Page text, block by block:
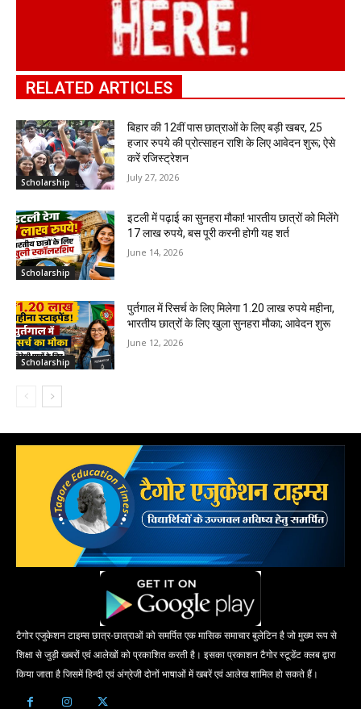
RELATED ARTICLES
Scholarship
बिहार की 12वीं पास छात्राओं के लिए बड़ी खबर, 25
हजार रुपये की प्रोत्साहन राशि के लिए आवेदन शुरू; ऐसे
करें रजिस्ट्रेशन
July 27, 2026
Scholarship
इटली में पढ़ाई का सुनहरा मौका! भारतीय छात्रों को मिलेंगे
17 लाख रुपये, बस पूरी करनी होगी यह शर्त
June 14, 2026
Scholarship
पुर्तगाल में रिसर्च के लिए मिलेगा 1.20 लाख रुपये महीना,
भारतीय छात्रों के लिए खुला सुनहरा मौका; आवेदन शुरू
June 12, 2026
टैगोर एजुकेशन टाइम्स छात्र-छात्राओं को समर्पित एक मासिक समाचार बुलेटिन है जो मुख्य रूप से
शिक्षा से जुड़ी खबरों एवं आलेखों को प्रकाशित करती है। इसका प्रकाशन टैगोर स्टूडेंट क्लब द्वारा
किया जाता है जिसमें हिन्दी एवं अंग्रेजी दोनों भाषाओं में खबरें एवं आलेख शामिल हो सकते हैं।